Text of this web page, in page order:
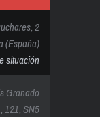
2
(España)
situación
Granado
121, SN5